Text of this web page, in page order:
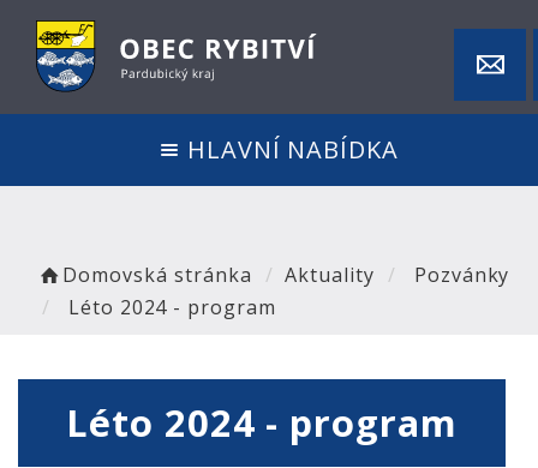
HLAVNÍ NABÍDKA
Domovská stránka Aktuality
Pozvánky
Léto 2024 - program
Léto 2024 - program